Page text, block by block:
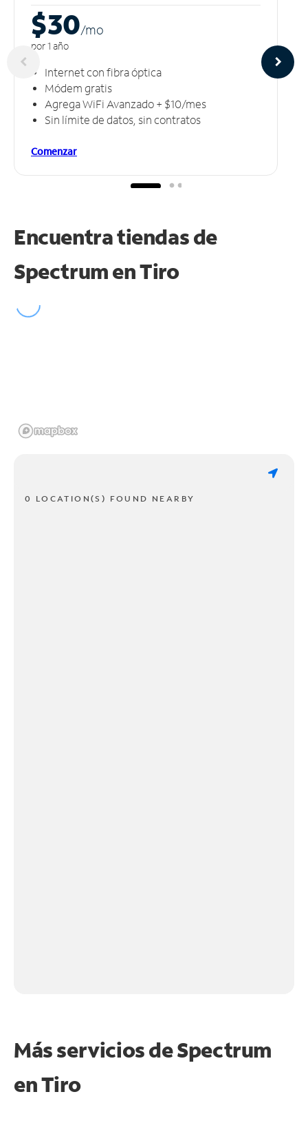
$30/mo
por 1 año
Internet con fibra óptica
Módem gratis
Agrega WiFi Avanzado + $10/mes
Sin límite de datos, sin contratos
Comenzar
Encuentra tiendas de
Spectrum enTiro
0 LOCATION(S) FOUND NEARBY
Más servicios de Spectrum
enTiro